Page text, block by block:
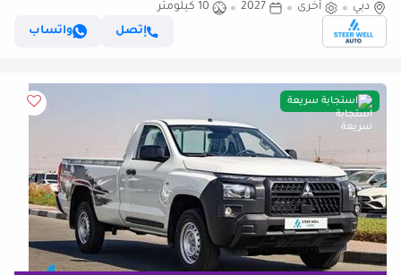
| 5-Speed Manual | Export Only
دبي أخرى 2027
10 كيلومتر
إتصل
واتساب
استجابة سريعة